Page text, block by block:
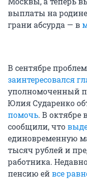
выплаты на
грани абсурда — в
В сентябре
заинтересовался
уполномоченный
Юлия Сударенко
помочь. В октябре
сообщили, что
единовременную
тысяч рублей и
работника.
пенсию ейвсе